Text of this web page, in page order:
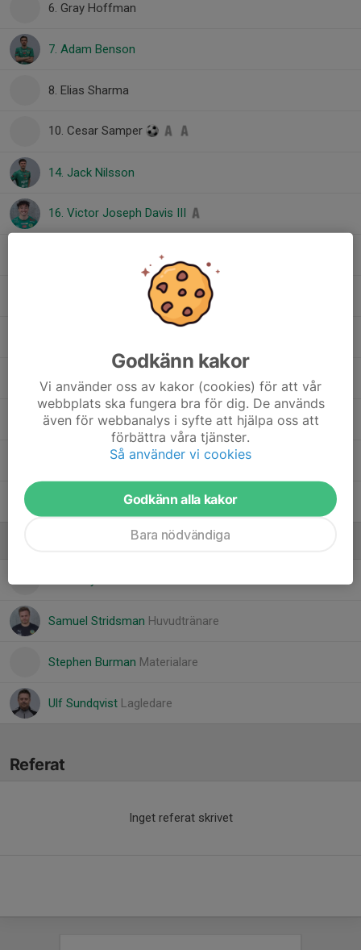
6. Gray Hoffman
7. Adam Benson
8. Elias Sharma
10. Cesar Samper
14. Jack Nilsson
16. Victor Joseph Davis III
17. Joakim Häggström
99. Melvin Malmström
Daniel Salcedo Sanchez
Samuel Stridsman Huvudtränare
Stephen Burman Materialare
Ulf Sundqvist Lagledare
Referat
Inget referat skrivet
Godkänn kakor
Vi använder oss av kakor (cookies) för att vår
webbplats ska fungera bra för dig. De används
även för webbanalys i syfte att hjälpa oss att
förbättra våra tjänster.
Så använder vi cookies
Godkänn alla kakor
Bara nödvändiga